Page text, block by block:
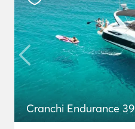
Cranchi Endurance 39